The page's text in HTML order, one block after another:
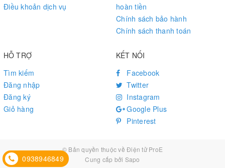
DSI Capacitive Touch Display Comparison
Optional For DSI Capacitive Touch Display, IPS Screen, Optical
Bonding Toughened Glass Panel, With 178° Wide Viewing Angle.
Supports 10-Point Touch, provides clear image and excellent
visual experience
Điều khoản dịch vụ
hoàn tiền
Chính sách bảo hành
Chính sách thanh toán
HỖ TRỢ
Tìm kiếm
Đăng nhập
Đăng ký
Giỏ hàng
KẾT NỐI
Facebook
Twitter
Instagram
Google Plus
Pinterest
© Bản quyền thuộc vềĐiện tử ProE
Cung cấp bởi Sapo
0938946849